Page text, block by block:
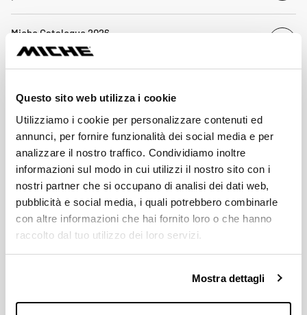
Questo sito web utilizza i cookie
Utilizziamo i cookie per personalizzare contenuti ed
annunci, per fornire funzionalità dei social media e per
analizzare il nostro traffico. Condividiamo inoltre
informazioni sul modo in cui utilizzi il nostro sito con i
nostri partner che si occupano di analisi dei dati web,
pubblicità e social media, i quali potrebbero combinarle
con altre informazioni che hai fornito loro o che hanno
raccolto dal tuo utilizzo dei loro servizi.
Mostra dettagli
Miche Catalogue 2026
pdf 21.9MB
pdf 918.8KB